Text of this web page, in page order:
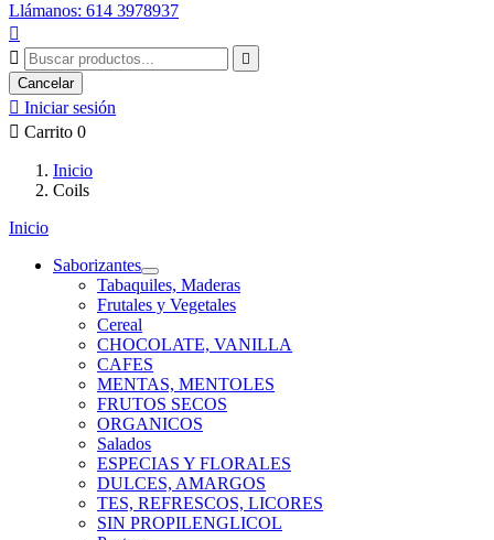
Llámanos: 614 3978937



Cancelar
 Iniciar sesión
 Carrito 0
Inicio
Coils
Inicio
Saborizantes
Tabaquiles, Maderas
Frutales y Vegetales
Cereal
CHOCOLATE, VANILLA
CAFES
MENTAS, MENTOLES
FRUTOS SECOS
ORGANICOS
Salados
ESPECIAS Y FLORALES
DULCES, AMARGOS
TES, REFRESCOS, LICORES
SIN PROPILENGLICOL